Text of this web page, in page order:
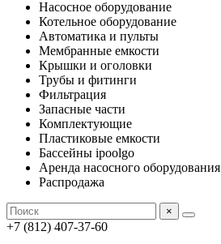
Насосное оборудование
Котельное оборудование
Автоматика и пульты
Мембранные емкости
Крышки и оголовки
Трубы и фитинги
Фильтрация
Запасные части
Комплектующие
Пластиковые емкости
Бассейны ipoolgo
Аренда насосного оборудования
Распродажа
×
+7 (812) 407-37-60